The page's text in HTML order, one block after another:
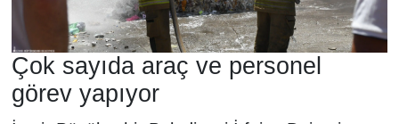
Çok sayıda araç ve personel
görev yapıyor